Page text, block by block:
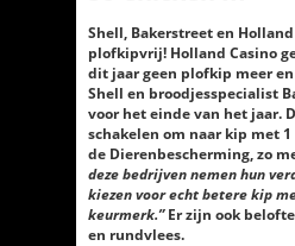
Shell, Bakerstreet en
plofkipvrij! Holland Casino
dit jaar geen plofkip meer
Shell en broodjesspecialist
voor het einde van het jaar.
schakelen om naar kip met
de Dierenbescherming, zo
deze bedrijven nemen hun
kiezen voor echt betere kip
keurmerk.”Er zijn ook
en rundvlees.